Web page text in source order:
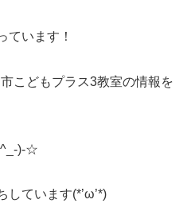
います！
こどもプラス3教室の情報を
)-☆
しています(*’ω’*)